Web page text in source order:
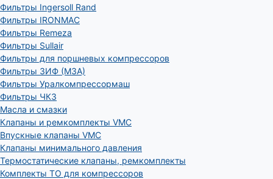
Фильтры Ingersoll Rand
Фильтры IRONMAC
Фильтры Remeza
Фильтры Sullair
Фильтры для поршневых компрессоров
Фильтры ЗИФ (МЗА)
Фильтры Уралкомпрессормаш
Фильтры ЧКЗ
Масла и смазки
Клапаны и ремкомплекты VMC
Впускные клапаны VMC
Клапаны минимального давления
Термостатические клапаны, ремкомплекты
Комплекты ТО для компрессоров